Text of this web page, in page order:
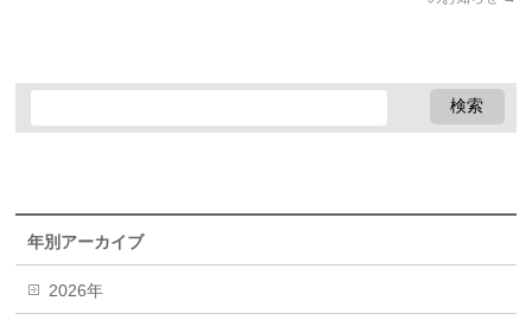
年別アーカイブ
2026年